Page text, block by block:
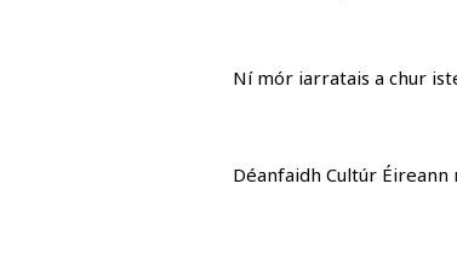
Ní mór iarratais a chur
Déanfaidh Cultúr